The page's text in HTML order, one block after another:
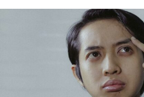
Anmäl till språkpolisen
Föreslå nyord